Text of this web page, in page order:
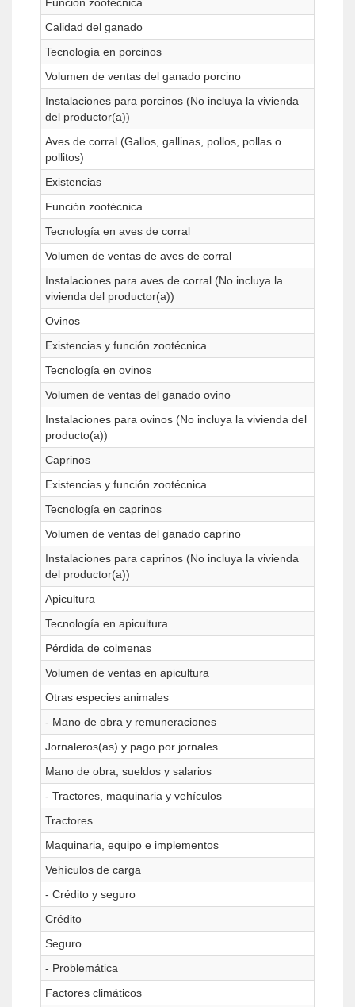
Calidad del ganado
Tecnología en porcinos
Volumen de ventas del ganado porcino
Instalaciones para porcinos (No incluya la vivienda
del productor(a))
Aves de corral (Gallos, gallinas, pollos, pollas o
pollitos)
Existencias
Función zootécnica
Tecnología en aves de corral
Volumen de ventas de aves de corral
Instalaciones para aves de corral (No incluya la
vivienda del productor(a))
Ovinos
Existencias y función zootécnica
Tecnología en ovinos
Volumen de ventas del ganado ovino
Instalaciones para ovinos (No incluya la vivienda del
producto(a))
Caprinos
Existencias y función zootécnica
Tecnología en caprinos
Volumen de ventas del ganado caprino
Instalaciones para caprinos (No incluya la vivienda
del productor(a))
Apicultura
Tecnología en apicultura
Pérdida de colmenas
Volumen de ventas en apicultura
Otras especies animales
- Mano de obra y remuneraciones
Jornaleros(as) y pago por jornales
Mano de obra, sueldos y salarios
- Tractores, maquinaria y vehículos
Tractores
Maquinaria, equipo e implementos
Vehículos de carga
- Crédito y seguro
Crédito
Seguro
- Problemática
Factores climáticos